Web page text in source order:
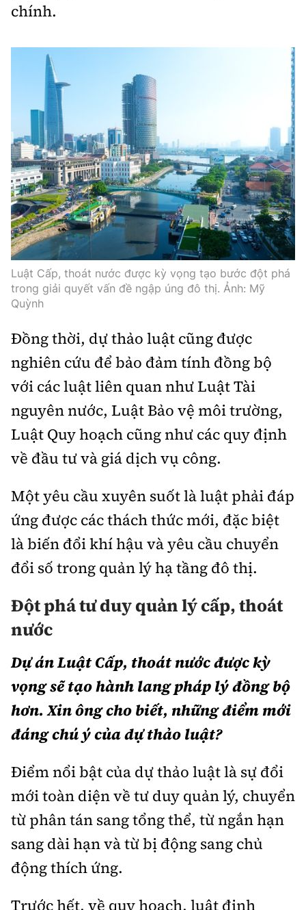
chính.
Luật Cấp, thoát nước được kỳ vọng tạo bước đột phá
trong giải quyết vấn đề ngập úng đô thị. Ảnh: Mỹ
Quỳnh
Đồng thời, dự thảo luật cũng được
nghiên cứu để bảo đảm tính đồng bộ
với các luật liên quan như Luật Tài
nguyên nước, Luật Bảo vệ môi trường,
Luật Quy hoạch cũng như các quy định
về đầu tư và giá dịch vụ công.
Một yêu cầu xuyên suốt là luật phải đáp
ứng được các thách thức mới, đặc biệt
là biến đổi khí hậu và yêu cầu chuyển
đổi số trong quản lý hạ tầng đô thị.
Đột phá tư duy quản lý cấp, thoát
nước
Dự án Luật Cấp, thoát nước được kỳ
vọng sẽ tạo hành lang pháp lý đồng bộ
hơn. Xin ông cho biết, những điểm mới
đáng chú ý của dự thảo luật?
Điểm nổi bật của dự thảo luật là sự đổi
mới toàn diện về tư duy quản lý, chuyển
từ phân tán sang tổng thể, từ ngắn hạn
sang dài hạn và từ bị động sang chủ
động thích ứng.
Trước hết, về quy hoạch, luật định